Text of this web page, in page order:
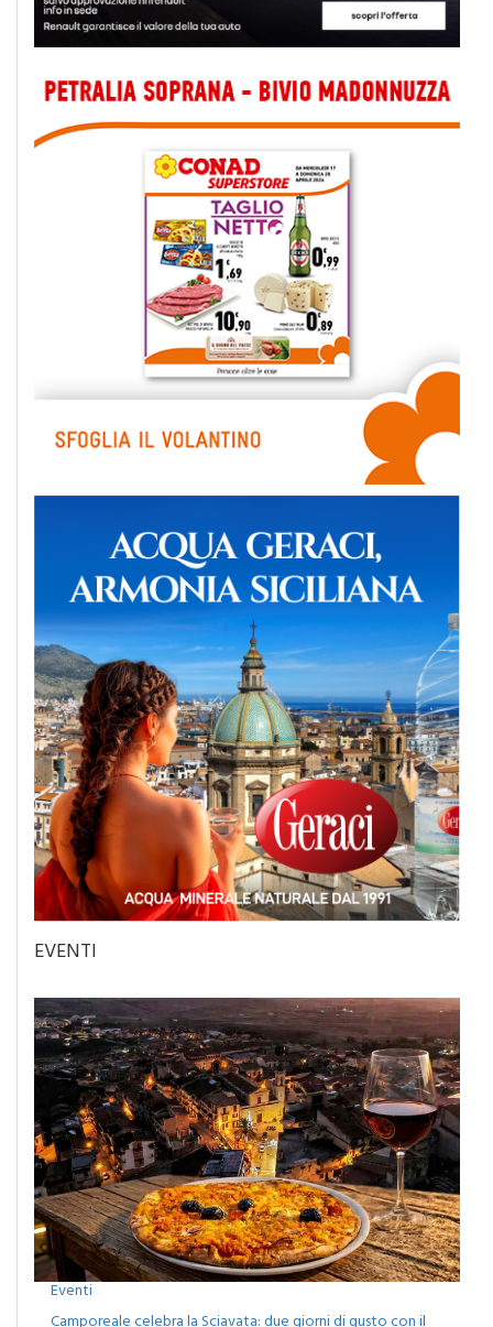
EVENTI
Eventi
Camporeale celebra la Sciavata: due giorni di gusto con il
concerto dei Ricchi e Poveri